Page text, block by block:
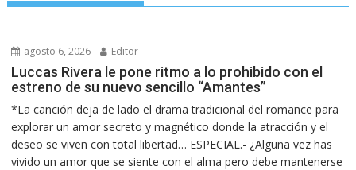
agosto 6, 2026 Editor
Luccas Rivera le pone ritmo a lo prohibido con el
estreno de su nuevo sencillo “Amantes”
*La canción deja de lado el drama tradicional del romance para
explorar un amor secreto y magnético donde la atracción y el
deseo se viven con total libertad… ESPECIAL.- ¿Alguna vez has
vivido un amor que se siente con el alma pero debe mantenerse